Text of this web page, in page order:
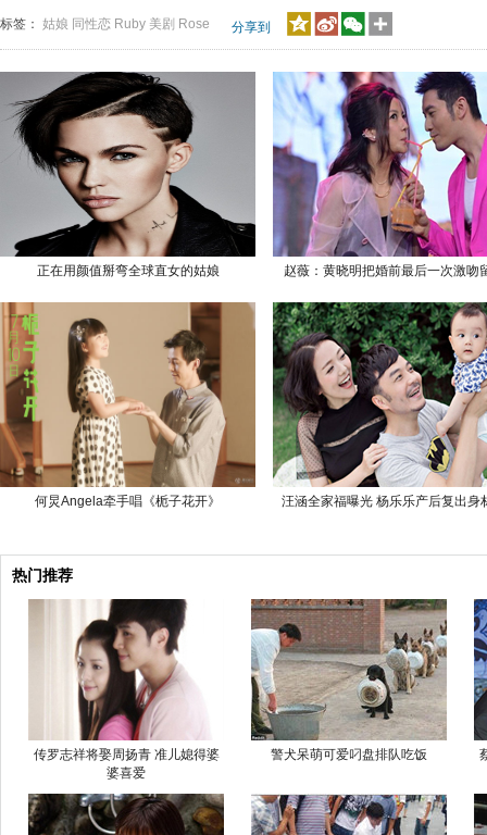
标签： 姑娘 同性恋 Ruby 美剧 Rose 分享到
正在用颜值掰弯全球直女的姑娘
何炅Angela牵手唱《栀子花开》
赵薇：黄晓明把婚前最后一次激吻
汪涵全家福曝光 杨乐乐产后复出身
热门推荐
传罗志祥将娶周扬青 准儿媳得婆
婆喜爱
警犬呆萌可爱叼盘排队吃饭